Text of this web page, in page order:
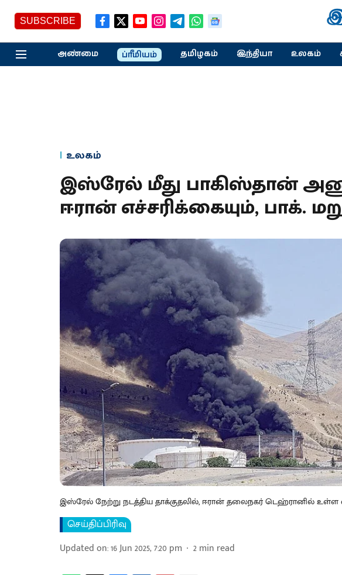
SUBSCRIBE
அண்மை ப்ரீமியம் தமிழகம் இந்தியா உலகம்
உலகம்
இஸ்ரேல் மீது பாகிஸ்தான்
ஈரான் எச்சரிக்கையும், பாக்.
இஸ்ரேல் நேற்று நடத்திய தாக்குதலில், ஈரான் தலைநகர் டெஹ்ரானில் உள்ள
செய்திப்பிரிவு
Updated on:16 Jun 2025, 7:20 pm 2min read